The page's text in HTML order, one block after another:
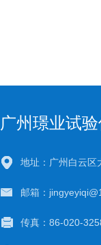
广州璟业试
地址：广州白云区
邮箱：
传真：86-020-